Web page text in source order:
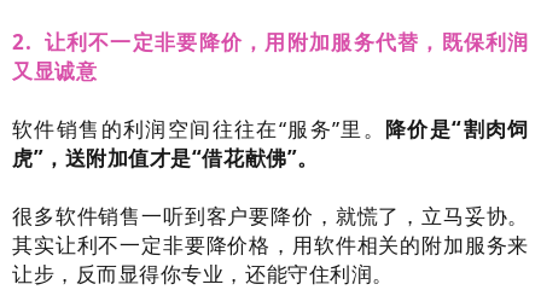
2. 让利不一定非要降价，用附加服务代替，既保利润
又显诚意
软件销售的利润空间往往在“服务”里。 降价是“割肉饲
虎”，送附加值才是“借花献佛”。
很多软件销售一听到客户要降价，就慌了，立马妥协。
其实让利不一定非要降价格，用软件相关的附加服务来
让步，反而显得你专业，还能守住利润。